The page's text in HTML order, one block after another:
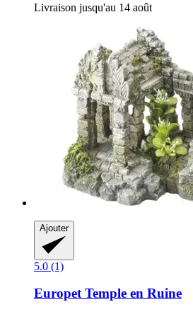
Livraison jusqu'au 14 août
Ajouter
5.0 (1)
EuropetTemple en Ruine